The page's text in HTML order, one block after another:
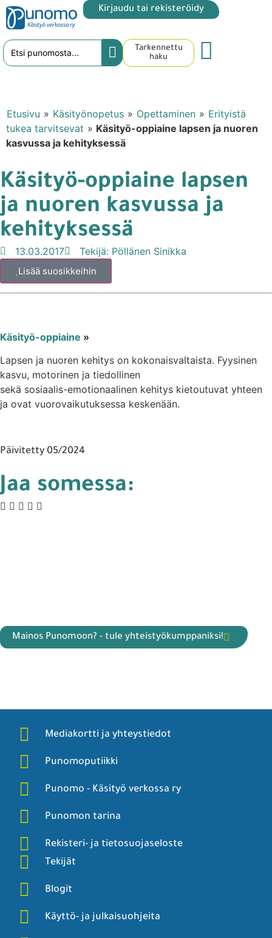
Kirjaudu tai rekisteröidy
Tarkennettu
haku
Etusivu » Käsityönopetus » Opettaminen » Erityistä
tukea tarvitsevat » Käsityö-oppiaine lapsen ja nuoren
kasvussa ja kehityksessä
Käsityö-oppiaine lapsen
ja nuoren kasvussa ja
kehityksessä
13.03.2017 Tekijä: Pöllänen Sinikka
Lisää suosikkeihin
Käsityö-oppiaine »
Lapsen ja nuoren kehitys on kokonaisvaltaista. Fyysinen
kasvu, motorinen ja tiedollinen
sekä sosiaalis-emotionaalinen kehitys kietoutuvat yhteen
ja ovat vuorovaikutuksessa keskenään.
Päivitetty 05/2024
Jaa somessa:
Mainos Punomoon? - tule yhteistyökumppaniksi!
Mediakortti ja yhteystiedot
Punomoputiikki
Punomo - Käsityö verkossa ry
Punomon tarina
Rekisteri- ja tietosuojaseloste
Tekijät
Blogit
Käyttö- ja julkaisuohjeita